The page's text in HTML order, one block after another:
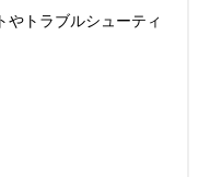
やトラブルシューティ